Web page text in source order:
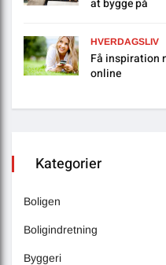
HVERDAGSLIV
Få inspiration
online
Kategorier
Boligen
Boligindretning
Byggeri